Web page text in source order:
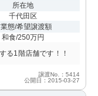
所在地
千代田区
態/希望譲渡額
和食/250万円
る1階店舗です！！
譲渡No.：5414
公開日：2015-03-27